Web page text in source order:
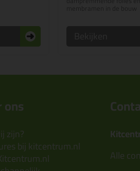
ons
zijn?
bij kitcentrum.nl
Alle